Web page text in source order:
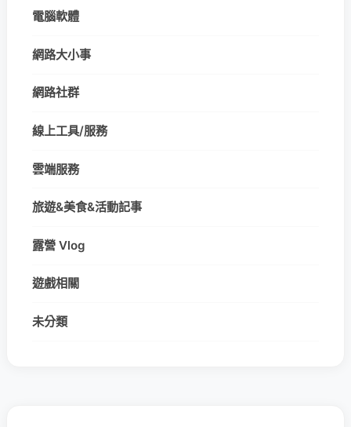
電腦軟體
網路大小事
網路社群
線上工具/服務
雲端服務
旅遊&美食&活動記事
露營 Vlog
遊戲相關
未分類